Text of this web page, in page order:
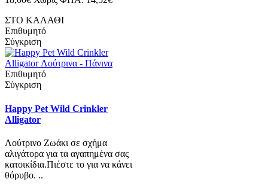
ΣΤΟ ΚΑΛΑΘΙ
Επιθυμητό
Σύγκριση
Επιθυμητό
Σύγκριση
Happy Pet Wild Crinkler
Alligator
Λούτρινο Ζωάκι σε σχήμα
αλιγάτορα για τα αγαπημένα σας
κατοικίδια.Πιέστε τo για να κάνει
θόρυβο. ..